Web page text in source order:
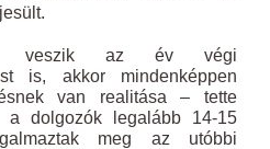
veszik az év végi
is, akkor mindenképpen
van realitása – tette
a dolgozók legalább 14-15
meg az utóbbi